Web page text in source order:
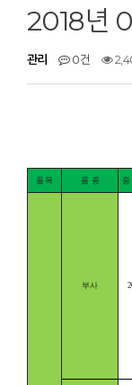
2018년
관리 0건
품 목 품 종 중
부사